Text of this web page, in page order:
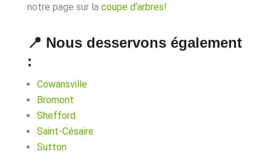
notre page sur la coupe d’arbres!
📍 Nous desservons également
:
Cowansville
Bromont
Shefford
Saint-Césaire
Sutton